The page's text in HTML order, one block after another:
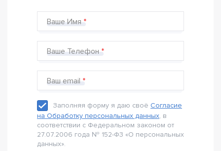
Ваше Имя
Ваше Телефон
Ваш email
Заполняя форму я даю своё Согласие
на Обработку персональных данных, в
соответствии с Федеральном законом от
27.07.2006 года № 152-Ф3 «О персональных
данных».